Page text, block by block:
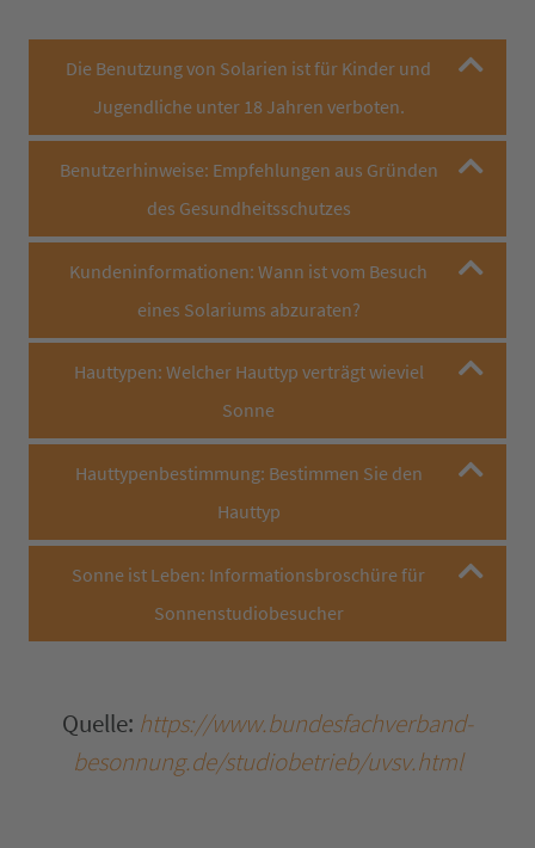
Die Benutzung von Solarien ist für Kinder und
Jugendliche unter 18 Jahren verboten.
Benutzerhinweise: Empfehlungen aus Gründen
des Gesundheitsschutzes
Kundeninformationen: Wann ist vom Besuch
eines Solariums abzuraten?
Hauttypen: Welcher Hauttyp verträgt wieviel
Sonne
Hauttypenbestimmung: Bestimmen Sie den
Hauttyp
Sonne ist Leben: Informationsbroschüre für
Sonnenstudiobesucher
Quelle: https://www.bundesfachverband-
besonnung.de/studiobetrieb/uvsv.html